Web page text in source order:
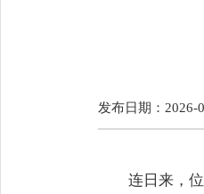
发布日期：2026-
连日来，